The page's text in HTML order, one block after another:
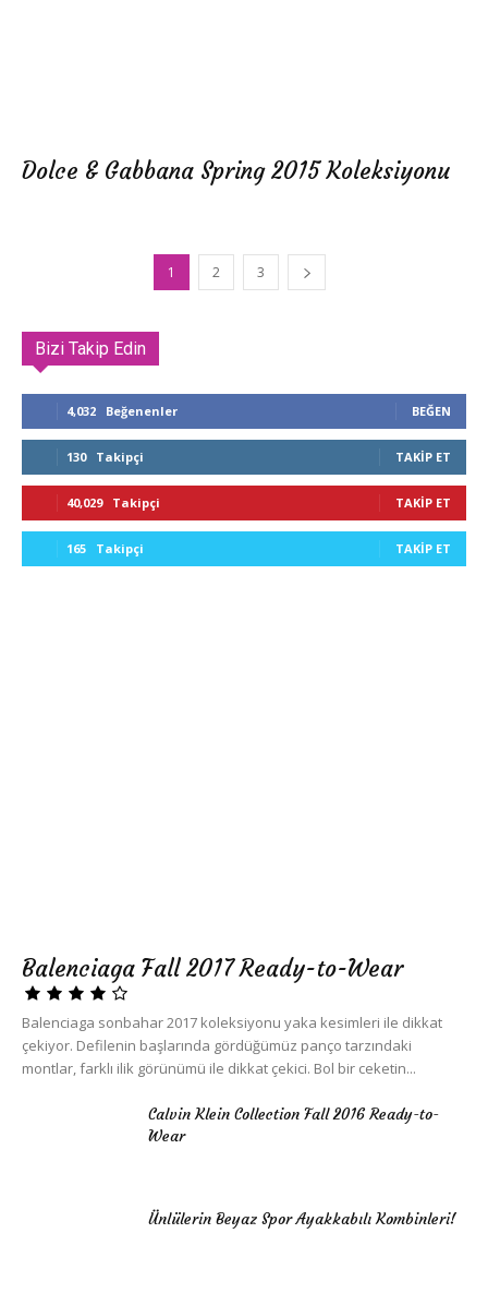
Dolce & Gabbana Spring 2015 Koleksiyonu
1 2 3
Bizi Takip Edin
4,032 Beğenenler BEĞEN
130 Takipçi TAKIP ET
40,029 Takipçi TAKIP ET
165 Takipçi TAKIP ET
Balenciaga Fall 2017 Ready-to-Wear
Balenciaga sonbahar 2017 koleksiyonu yaka kesimleri ile dikkat
çekiyor. Defilenin başlarında gördüğümüz panço tarzındaki
montlar, farklı ilik görünümü ile dikkat çekici. Bol bir ceketin...
Calvin Klein Collection Fall 2016 Ready-to-
Wear
Ünlülerin Beyaz Spor Ayakkabılı Kombinleri!